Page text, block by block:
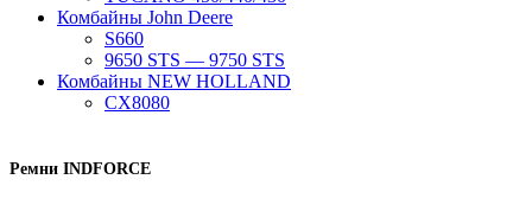
Комбайны John Deere
S660
9650 STS — 9750 STS
Комбайны NEW HOLLAND
CX8080
Ремни INDFORCE